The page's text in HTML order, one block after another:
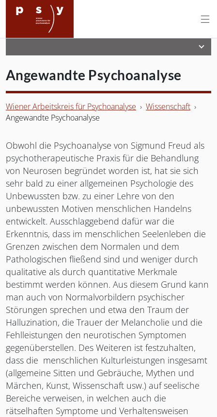
Angewandte Psychoanalyse
Wiener Arbeitskreis für Psychoanalyse › Wissenschaft ›
Angewandte Psychoanalyse
Obwohl die Psychoanalyse von Sigmund Freud als
psychotherapeutische Praxis für die Behandlung
von Neurosen begründet worden ist, hat sie sich
sehr bald zu einer allgemeinen Psychologie des
Unbewussten bzw. zu einer Lehre von den
unbewussten Motiven menschlichen Handelns
entwickelt. Ausschlaggebend dafür war die
Erkenntnis, dass im menschlichen Seelenleben die
Grenzen zwischen dem Normalen und dem
Pathologischen fließend sind und weniger durch
qualitative als durch quantitative Merkmale
bestimmt werden können. Aus diesem Grund kann
man auch von Normalvorbildern psychischer
Störungen sprechen und etwa den Traum der
Halluzination, die Trauer der Melancholie und die
Fehlleistungen den neurotischen Symptomen
gegenüberstellen. Des Weiteren ist festzuhalten,
dass die menschlichen Kulturleistungen insgesamt
(allgemeine Sitten und Gebräuche, Mythen und
Märchen, Kunst, Wissenschaft usw.) auf seelische
Bereiche verweisen, in welchen auch die
rätselhaften Symptome und Verhaltensweisen